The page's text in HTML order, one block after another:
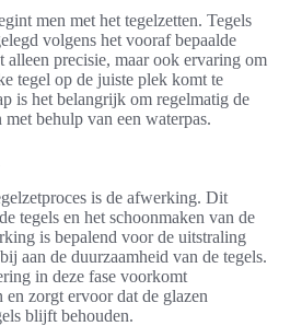
men met het tegelzetten. Tegels
volgens het vooraf bepaalde
alleen precisie, maar ook ervaring om
tegel op de juiste plek komt te
is het belangrijk om regelmatig de
behulp van een waterpas.
is de afwerking. Dit
tegels en het schoonmaken van de
is bepalend voor de uitstraling
aan de duurzaamheid van de tegels.
in deze fase voorkomt
zorgt ervoor dat de glazen
blijft behouden.